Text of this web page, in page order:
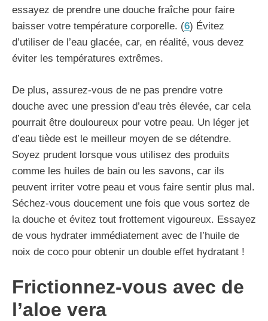
essayez de prendre une douche fraîche pour faire
baisser votre température corporelle. (6) Évitez
d’utiliser de l’eau glacée, car, en réalité, vous devez
éviter les températures extrêmes.
De plus, assurez-vous de ne pas prendre votre
douche avec une pression d’eau très élevée, car cela
pourrait être douloureux pour votre peau. Un léger jet
d’eau tiède est le meilleur moyen de se détendre.
Soyez prudent lorsque vous utilisez des produits
comme les huiles de bain ou les savons, car ils
peuvent irriter votre peau et vous faire sentir plus mal.
Séchez-vous doucement une fois que vous sortez de
la douche et évitez tout frottement vigoureux. Essayez
de vous hydrater immédiatement avec de l’huile de
noix de coco pour obtenir un double effet hydratant !
Frictionnez-vous avec de
l’aloe vera